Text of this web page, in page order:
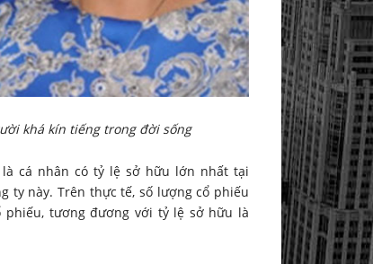
khá kín tiếng trong đời sống
là cá nhân có tỷ lệ sở hữu lớn nhất tại
ty này. Trên thực tế, số lượng cổ phiếu
tương đương với tỷ lệ sở hữu là